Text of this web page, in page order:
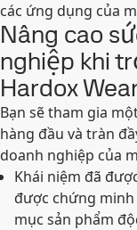
các ứng dụng của
Nâng cao
nghiệp khi
Hardox
Bạn sẽ tham gia
hàng đầu và tràn
doanh nghiệp của
Khái niệm đã
được chứng
mục sản phẩm